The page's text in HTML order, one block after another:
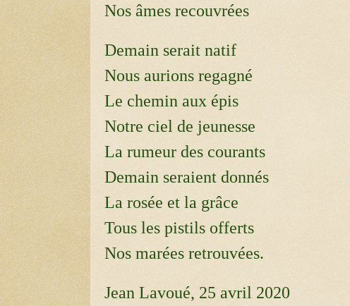
Nos âmes recouvrées
Demain serait natif
Nous aurions regagné
Le chemin aux épis
Notre ciel de jeunesse
La rumeur des courants
Demain seraient donnés
La rosée et la grâce
Tous les pistils offerts
Nos marées retrouvées.
Jean Lavoué, 25 avril 2020